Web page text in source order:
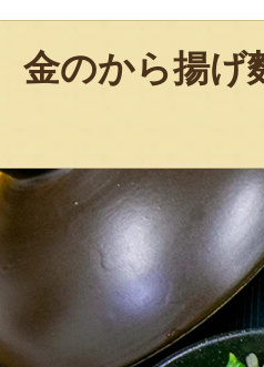
金のから揚げ